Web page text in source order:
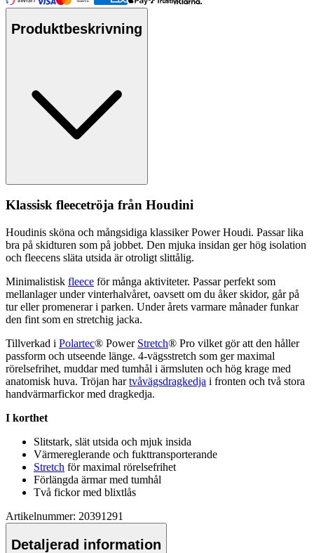
Produktbeskrivning
Klassisk fleecetröja från Houdini
Houdinis sköna och mångsidiga klassiker Power Houdi. Passar lika
bra på skidturen som på jobbet. Den mjuka insidan ger hög isolation
och fleecens släta utsida är otroligt slittålig.
Minimalistisk fleece för många aktiviteter. Passarperfekt som
mellanlager under vinterhalvåret, oavsett om du åker skidor, går på
tur eller promenerar i parken. Under årets varmare månader funkar
den fint som en stretchig jacka.
Tillverkad i Polartec® Power Stretch® Pro vilket gör att den håller
passform och utseende länge. 4-vägsstretch som ger maximal
rörelsefrihet, muddar med tumhål i ärmsluten och hög krage med
anatomisk huva. Tröjan hartvåvägsdragkedja i fronten och två stora
handvärmarfickor med dragkedja.
I korthet
Slitstark, slät utsida och mjuk insida
Värmereglerande och fukttransporterande
Stretch för maximal rörelsefrihet
Förlängda ärmar med tumhål
Två fickor med blixtlås
Artikelnummer: 20391291
Detaljerad information